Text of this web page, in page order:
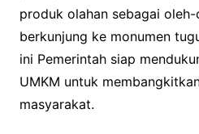
produk olahan sebagai
berkunjung ke monumen
ini Pemerintah siap
UMKM untuk
masyarakat.